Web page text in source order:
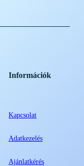
Információk
Kapcsolat
Adatkezelés
Ajánlatkérés